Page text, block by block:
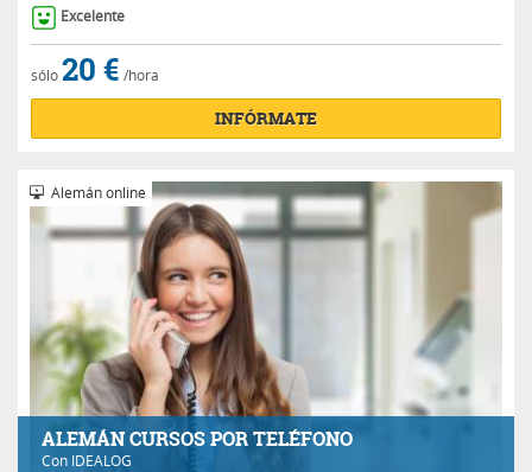
Excelente
sólo20 € /hora
INFÓRMATE
ALEMÁN CURSOS POR TELÉFONO
Con IDEALOG
Alemán online